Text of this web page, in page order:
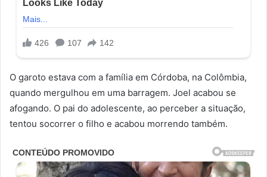
O garoto estava com a família em Córdoba, na Colômbia,
quando mergulhou em uma barragem. Joel acabou se
afogando. O pai do adolescente, ao perceber a situação,
tentou socorrer o filho e acabou morrendo também.